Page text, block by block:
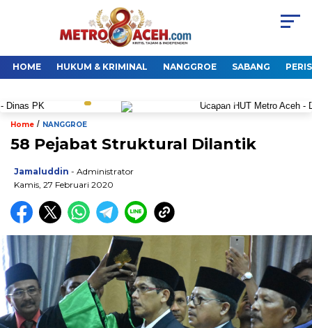
HOME HUKUM & KRIMINAL NANGGROE SABANG
Home / NANGGROE
58 Pejabat Struktural Dilantik
Jamaluddin - Administrator
Kamis, 27 Februari 2020